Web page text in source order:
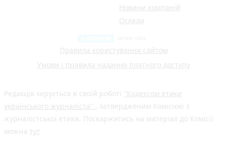
Новини компаній
Огляди
Правила користування сайтом
Умови і правила надання платного доступу
Редакція керується в своїй роботі "Кодексом етики
українського журналіста"
, затвердженим Комісією з
журналістської етики. Поскаржитись на матеріал до Комісії
можна тут